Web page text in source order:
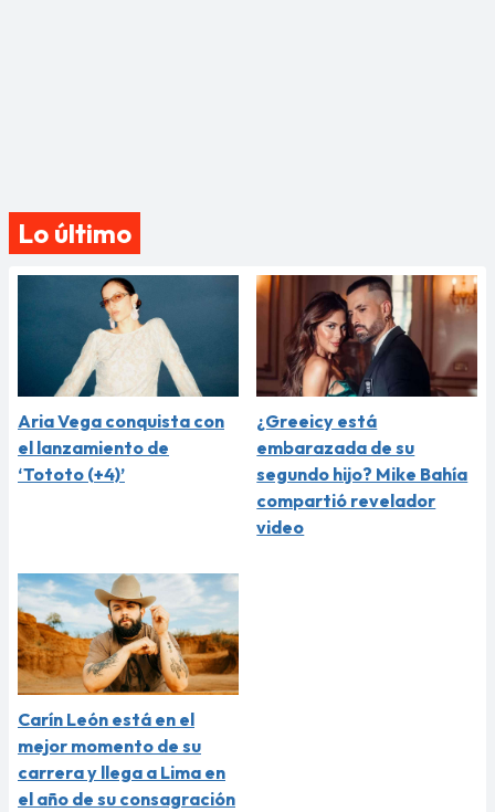
Lo último
Aria Vega conquista con
el lanzamiento de
‘Tototo (+4)’
¿Greeicy está
embarazada de su
segundo hijo? Mike Bahía
compartió revelador
video
Carín León está en el
mejor momento de su
carrera y llega a Lima en
el año de su consagración